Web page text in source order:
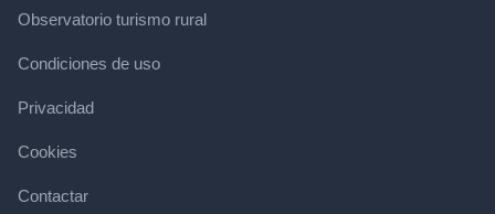
Observatorio turismo rural
Condiciones de uso
Privacidad
Cookies
Contactar